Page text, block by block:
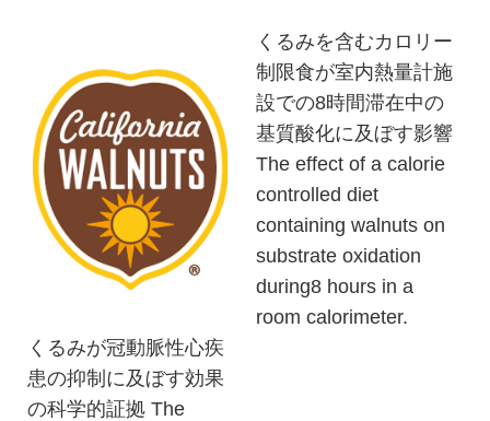
くるみを含むカロリー
制限食が室内熱量計施
設での8時間滞在中の
基質酸化に及ぼす影響
The effect of a calorie
controlled diet
containing walnuts on
substrate oxidation
during8 hours in a
room calorimeter.
くるみが冠動脈性心疾
患の抑制に及ぼす効果
の科学的証拠 The